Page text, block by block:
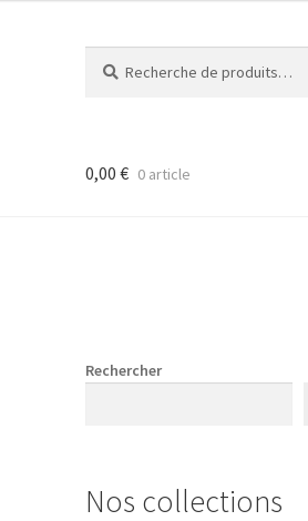
pour :
0,00 € 0 article
Rechercher
Nos collections